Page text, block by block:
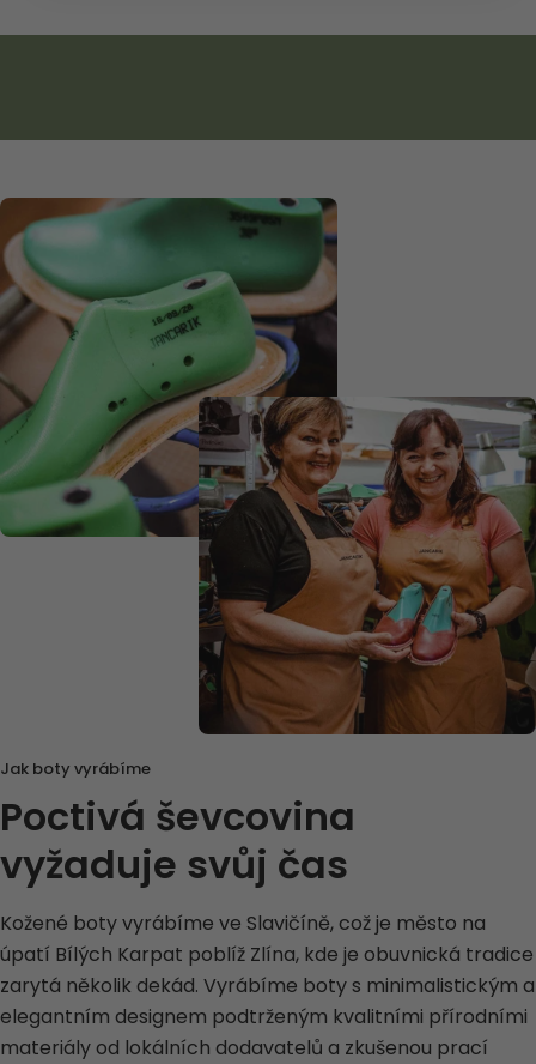
Jak boty vyrábíme
Poctivá ševcovina
vyžaduje svůj čas
Kožené boty vyrábíme ve Slavičíně, což je město na
úpatí Bílých Karpat poblíž Zlína, kde je obuvnická tradice
zarytá několik dekád. Vyrábíme boty s minimalistickým a
elegantním designem podtrženým kvalitními přírodními
materiály od lokálních dodavatelů a zkušenou prací